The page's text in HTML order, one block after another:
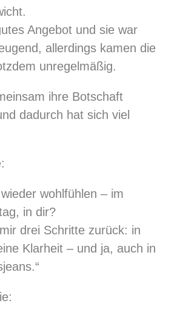
Angebot und sie war
allerdings kamen die
unregelmäßig.
ihre Botschaft
dadurch hat sich viel
wohlfühlen – im
in dir?
drei Schritte zurück: in
Klarheit – und ja, auch in